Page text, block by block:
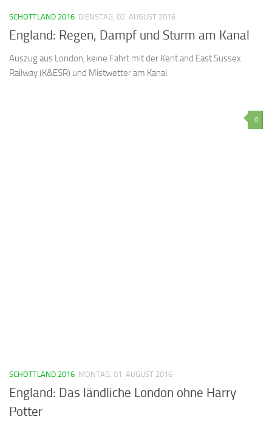
SCHOTTLAND 2016 DIENSTAG, 02. AUGUST 2016
England: Regen, Dampf und Sturm am Kanal
Auszug aus London, keine Fahrt mit der Kent and East Sussex
Railway (K&ESR) und Mistwetter am Kanal.
0
SCHOTTLAND 2016 MONTAG, 01. AUGUST 2016
England: Das ländliche London ohne Harry
Potter